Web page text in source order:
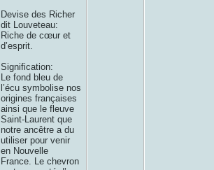
Devise des Richer
dit Louveteau:
Riche de cœur et
d’esprit.
Signification:
Le fond bleu de
l’écu symbolise nos
origines françaises
ainsi que le fleuve
Saint-Laurent que
notre ancêtre a du
utiliser pour venir
en Nouvelle
France. Le chevron